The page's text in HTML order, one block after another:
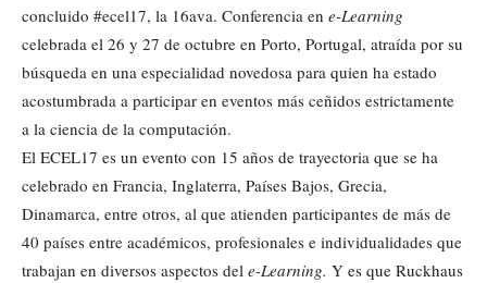
concluido #ecel17, la 16ava. Conferencia en e-Learning
celebrada el 26 y 27 de octubre en Porto, Portugal, atraída por su
búsqueda en una especialidad novedosa para quien ha estado
acostumbrada a participar en eventos más ceñidos estrictamente
a la ciencia de la computación.
El ECEL17 es un evento con 15 años de trayectoria que se ha
celebrado en Francia, Inglaterra, Países Bajos, Grecia,
Dinamarca, entre otros, al que atienden participantes de más de
40 países entre académicos, profesionales e individualidades que
trabajan en diversos aspectos del e-Learning. Y es que Ruckhaus